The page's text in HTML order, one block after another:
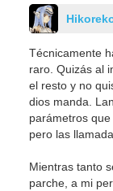
Técnicamente
raro. Quizás al
el resto y no
dios manda.
parámetros
pero las
Mientras tanto
parche, a mi